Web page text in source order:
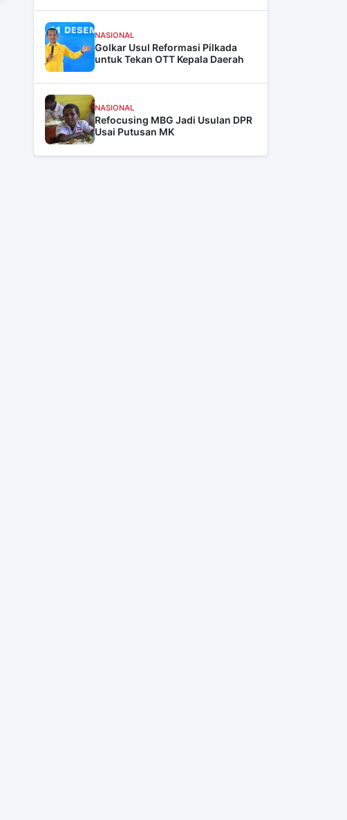
NASIONAL
Golkar Usul Reformasi Pilkada
untuk Tekan OTT Kepala Daerah
NASIONAL
Refocusing MBG Jadi Usulan DPR
Usai Putusan MK